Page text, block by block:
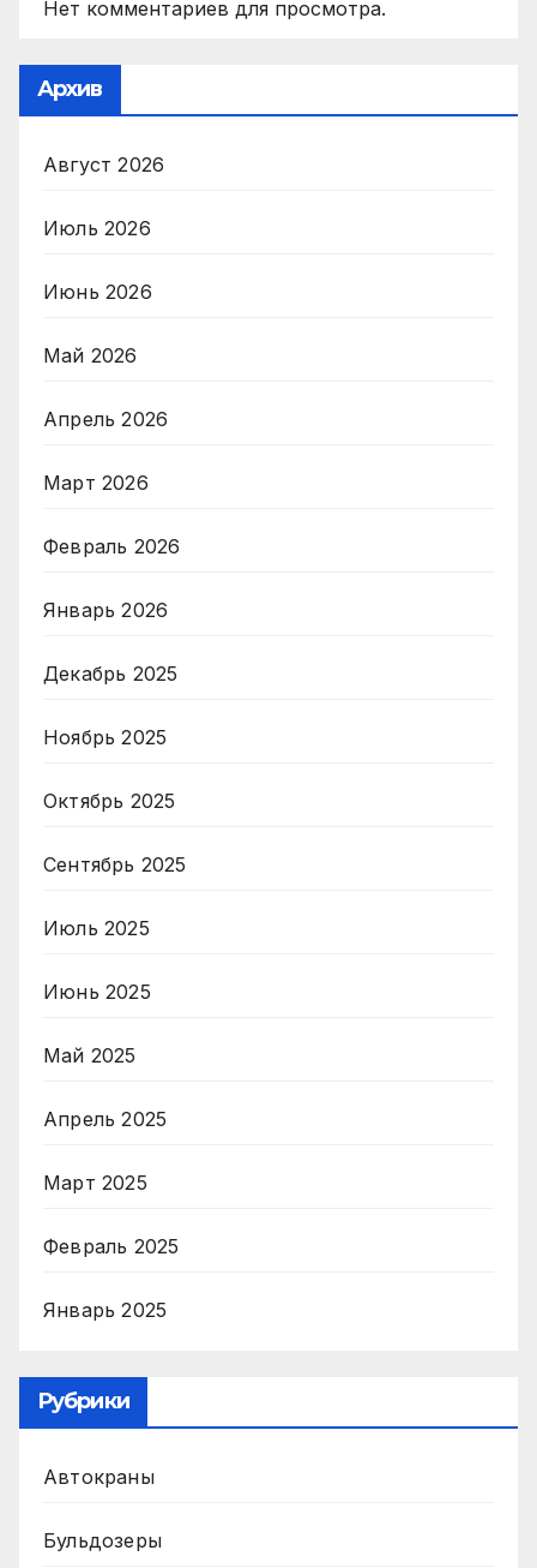
Нет комментариев для просмотра.
Архив
Август 2026
Июль 2026
Июнь 2026
Май 2026
Апрель 2026
Март 2026
Февраль 2026
Январь 2026
Декабрь 2025
Ноябрь 2025
Октябрь 2025
Сентябрь 2025
Июль 2025
Июнь 2025
Май 2025
Апрель 2025
Март 2025
Февраль 2025
Январь 2025
Рубрики
Автокраны
Бульдозеры